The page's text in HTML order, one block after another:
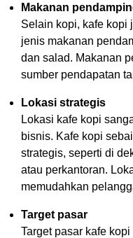
Makanan
Selain kopi, kafe kopi
jenis makanan
dan salad. Makanan
sumber pendapatan
Lokasi strategis
Lokasi kafe kopi
bisnis. Kafe kopi
strategis, seperti di
atau perkantoran.
memudahkan
Target pasar
Target pasar kafe